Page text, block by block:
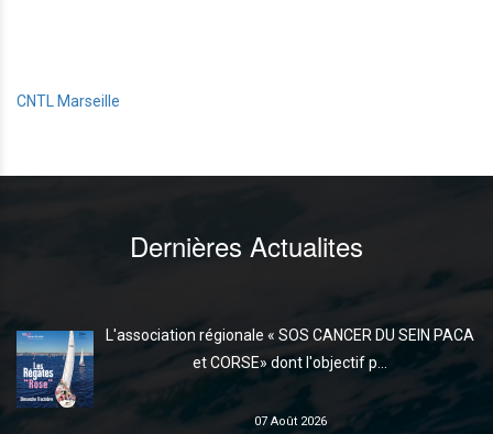
CNTL Marseille
Dernières Actualites
L'association régionale « SOS CANCER DU SEIN PACA
et CORSE» dont l'objectif p...
07 Août 2026